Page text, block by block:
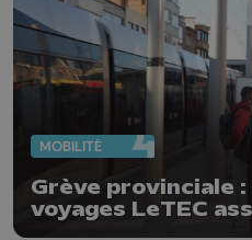
MOBILITÉ
Grève provinciale
voyages LeTEC